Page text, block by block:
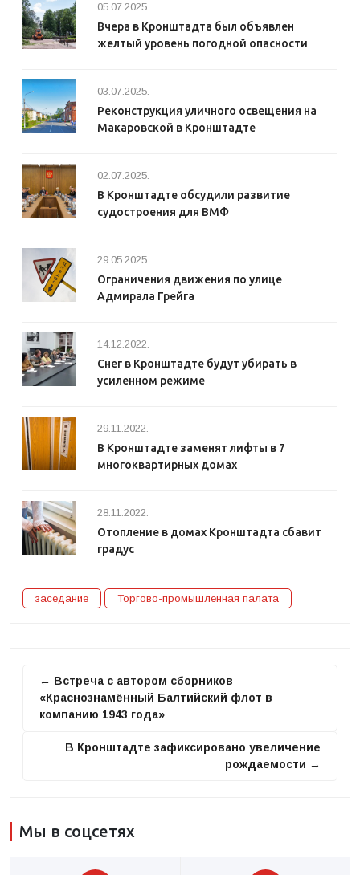
05.07.2025.
Вчера в Кронштадта был объявлен
желтый уровень погодной опасности
03.07.2025.
Реконструкция уличного освещения на
Макаровской в Кронштадте
02.07.2025.
В Кронштадте обсудили развитие
судостроения для ВМФ
29.05.2025.
Ограничения движения по улице
Адмирала Грейга
14.12.2022.
Снег в Кронштадте будут убирать в
усиленном режиме
29.11.2022.
В Кронштадте заменят лифты в 7
многоквартирных домах
28.11.2022.
Отопление в домах Кронштадта сбавит
градус
заседание Торгово-промышленная палата
← Встреча с автором сборников
«Краснознамённый Балтийский флот в
компанию 1943 года»
В Кронштадте зафиксировано увеличение
рождаемости →
Мы в соцсетях